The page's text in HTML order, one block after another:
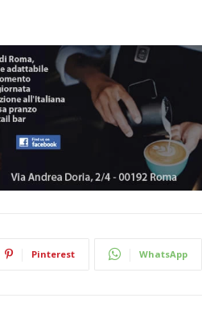
Pinterest WhatsApp